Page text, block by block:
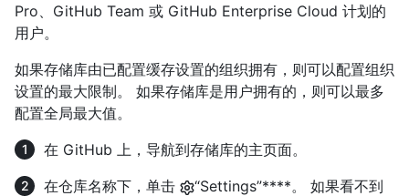
Pro、GitHub Team 或 GitHub Enterprise Cloud 计划的
用户。
如果存储库由已配置缓存设置的组织拥有，则可以配置组织
设置的最大限制。 如果存储库是用户拥有的，则可以最多
配置全局最大值。
在 GitHub 上，导航到存储库的主页面。
在仓库名称下，单击
“Settings”****。 如果看不到